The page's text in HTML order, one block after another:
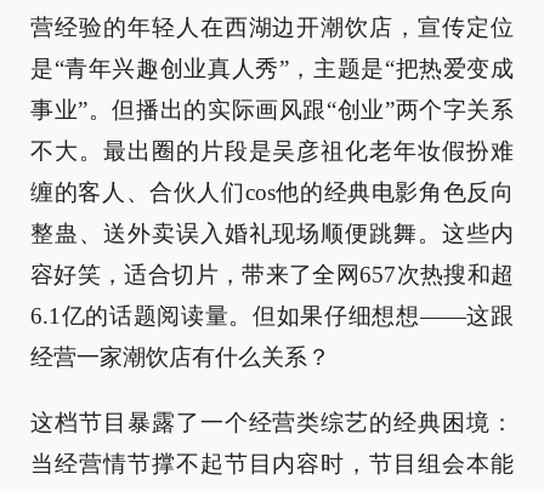
营经验的年轻人在西湖边开潮饮店，宣传定位
是“青年兴趣创业真人秀”，主题是“把热爱变成
事业”。但播出的实际画风跟“创业”两个字关系
不大。最出圈的片段是吴彦祖化老年妆假扮难
缠的客人、合伙人们cos他的经典电影角色反向
整蛊、送外卖误入婚礼现场顺便跳舞。这些内
容好笑，适合切片，带来了全网657次热搜和超
6.1亿的话题阅读量。但如果仔细想想——这跟
经营一家潮饮店有什么关系？
这档节目暴露了一个经营类综艺的经典困境：
当经营情节撑不起节目内容时，节目组会本能